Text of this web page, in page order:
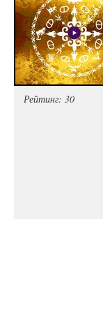
Рейтинг: 30